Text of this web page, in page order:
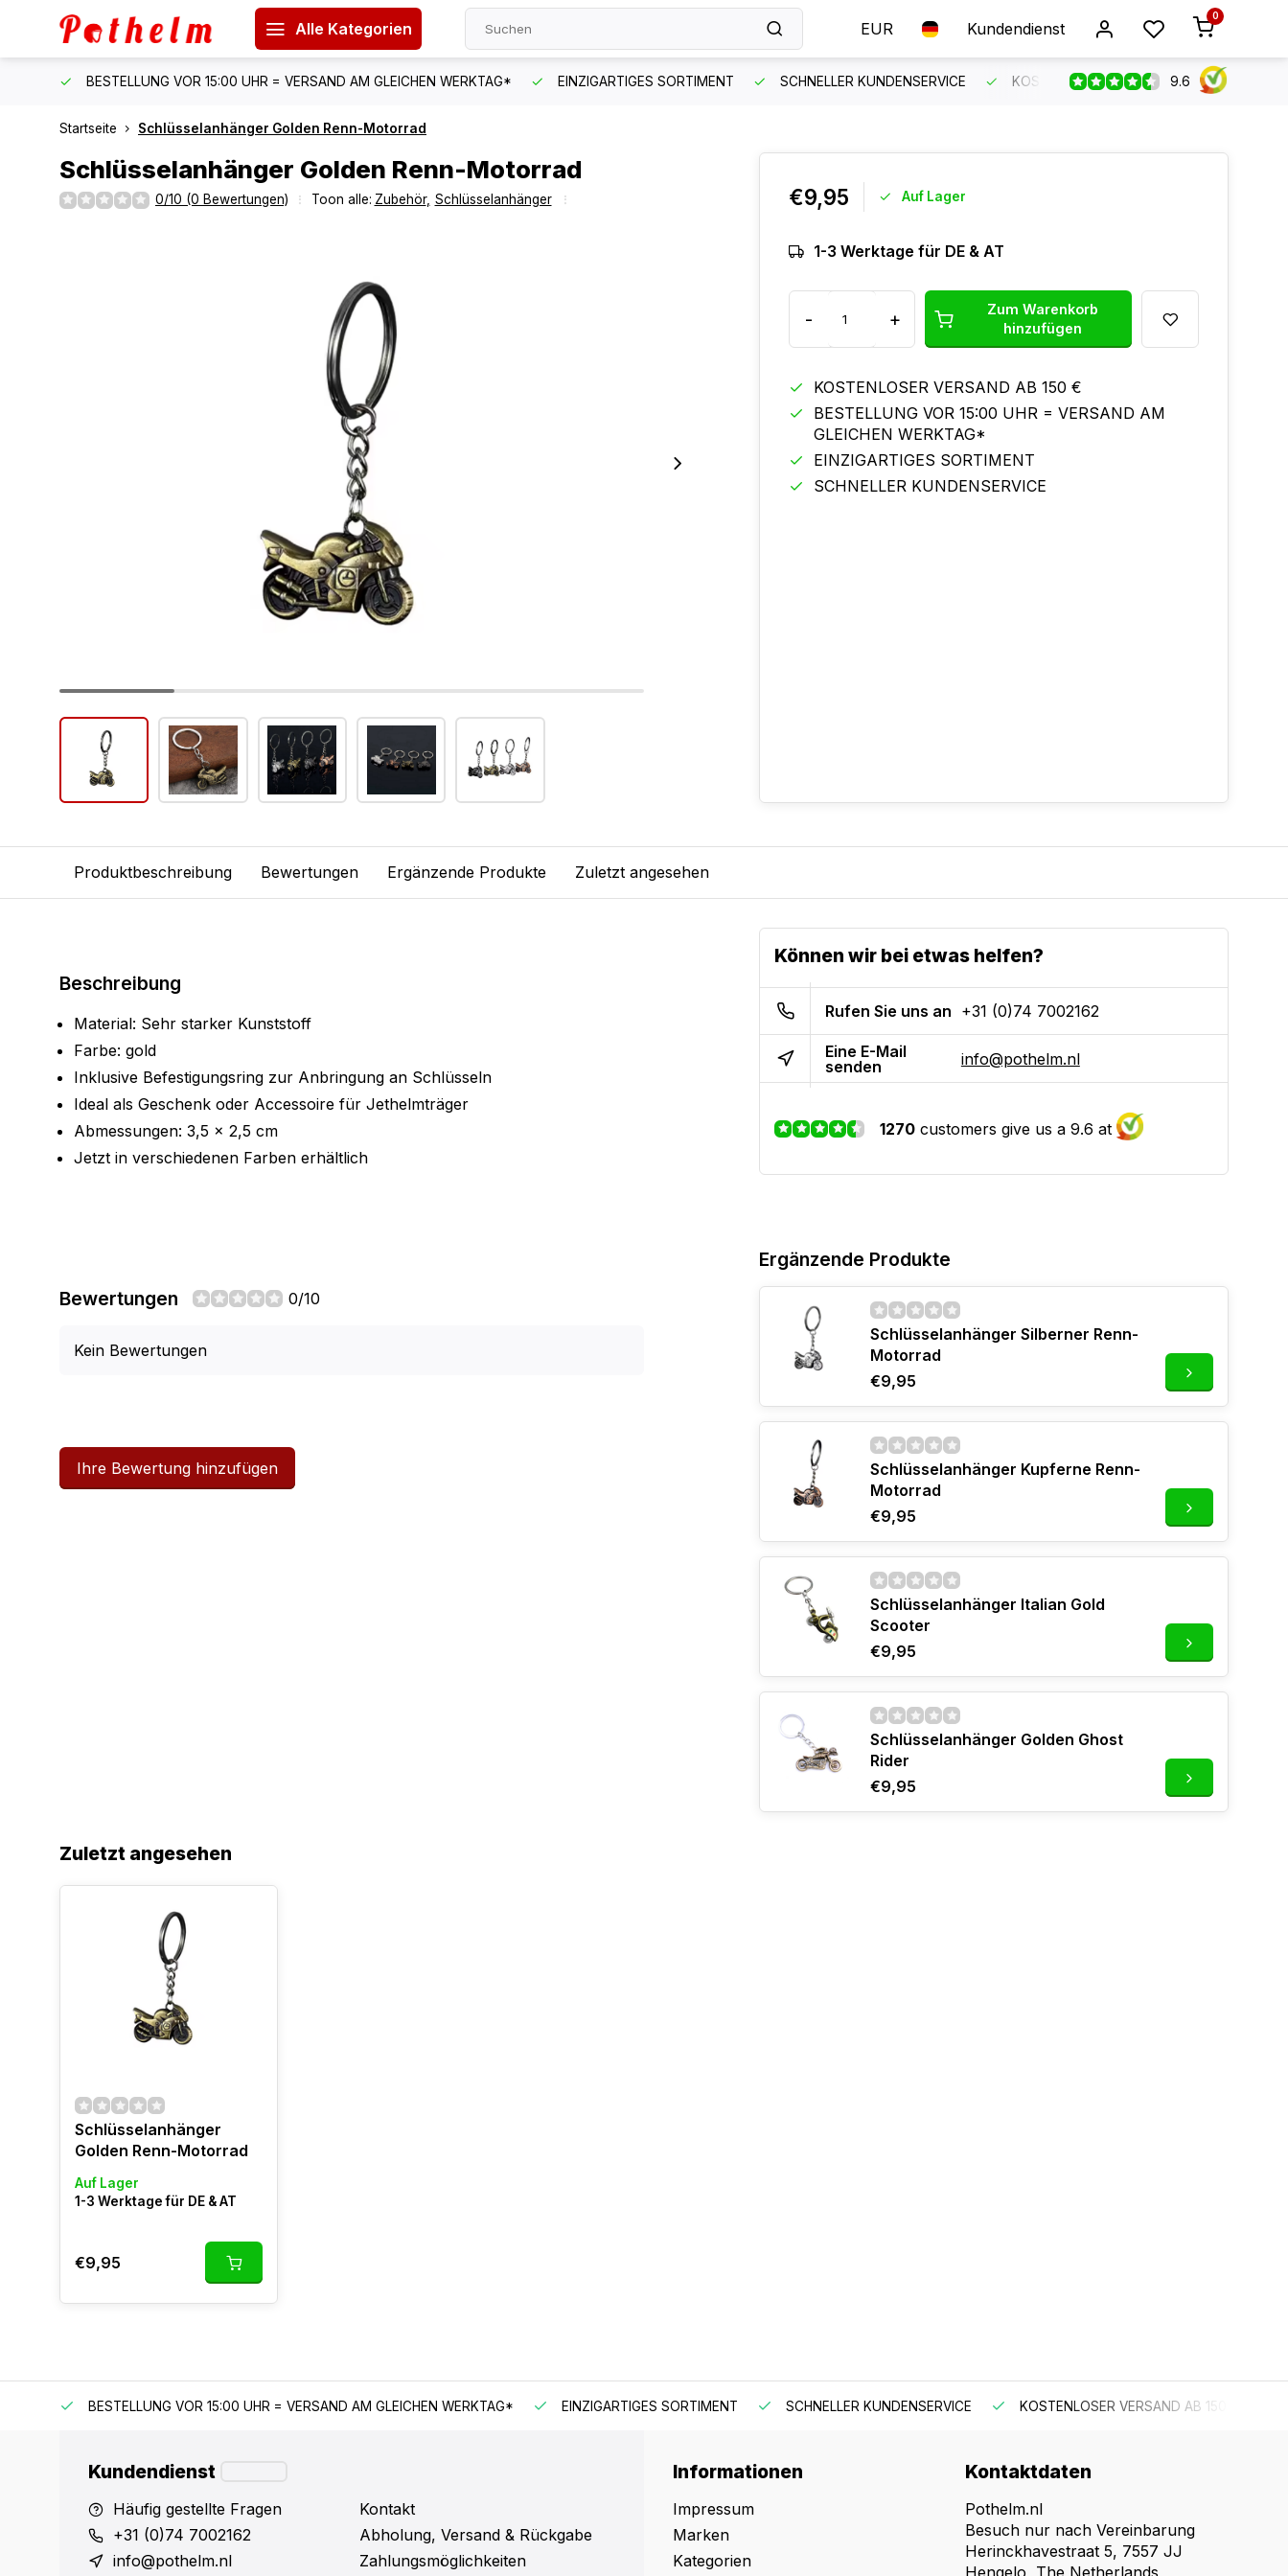
Alle Kategorien EUR Kundendienst
0
BESTELLUNG VOR 15:00 UHR = VERSAND AM GLEICHEN WERKTAG* EINZIGARTIGES SORTIMENT SCHNELLER KUNDENSERVICE KOSTENLOSER VERSAND AB 150 €
9.6
Startseite Schlüsselanhänger Golden Renn-Motorrad
Schlüsselanhänger Golden Renn-Motorrad
0/10 (0 Bewertungen) Toon alle: Zubehör, Schlüsselanhänger €9,95 Auf Lager
1-3 Werktage für DE & AT
- +
Zum Warenkorb
hinzufügen
KOSTENLOSER VERSAND AB 150 €
BESTELLUNG VOR 15:00 UHR = VERSAND AM
GLEICHEN WERKTAG*
EINZIGARTIGES SORTIMENT
SCHNELLER KUNDENSERVICE
Produktbeschreibung Bewertungen Ergänzende Produkte Zuletzt angesehen
Beschreibung
Material: Sehr starker Kunststoff
Farbe: gold
Inklusive Befestigungsring zur Anbringung an Schlüsseln
Ideal als Geschenk oder Accessoire für Jethelmträger
Abmessungen: 3,5 x 2,5 cm
Jetzt in verschiedenen Farben erhältlich
Bewertungen 0/10
Kein Bewertungen
Ihre Bewertung hinzufügen
Können wir bei etwas helfen?
Rufen Sie uns an +31 (0)74 7002162
Eine E-Mail
senden
info@pothelm.nl
1270 customers give us a 9.6 at
Ergänzende Produkte
Schlüsselanhänger Silberner Renn-
Motorrad
€9,95
Schlüsselanhänger Kupferne Renn-
Motorrad
€9,95
Schlüsselanhänger Italian Gold
Scooter
€9,95
Schlüsselanhänger Golden Ghost
Rider
€9,95
Zuletzt angesehen
Schlüsselanhänger
Golden Renn-Motorrad
Auf Lager
1-3 Werktage für DE & AT
€9,95
BESTELLUNG VOR 15:00 UHR = VERSAND AM GLEICHEN WERKTAG* EINZIGARTIGES SORTIMENT SCHNELLER KUNDENSERVICE KOSTENLOSER VERSAND AB 150 €
Kundendienst
Häufig gestellte Fragen
+31 (0)74 7002162
info@pothelm.nl
Kontakt
Abholung, Versand & Rückgabe
Zahlungsmöglichkeiten
Informationen
Impressum
Marken
Kategorien
Kontaktdaten
Pothelm.nl
Besuch nur nach Vereinbarung
Herinckhavestraat 5, 7557 JJ
Hengelo, The Netherlands